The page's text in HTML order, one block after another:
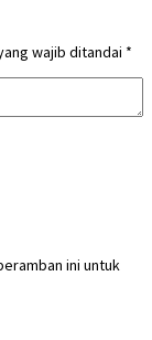
wajib ditandai *
ini untuk